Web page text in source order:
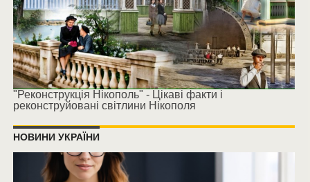
"Реконструкція Нікополь" - Цікаві факти і
реконструйовані світлини Нікополя
НОВИНИ УКРАЇНИ